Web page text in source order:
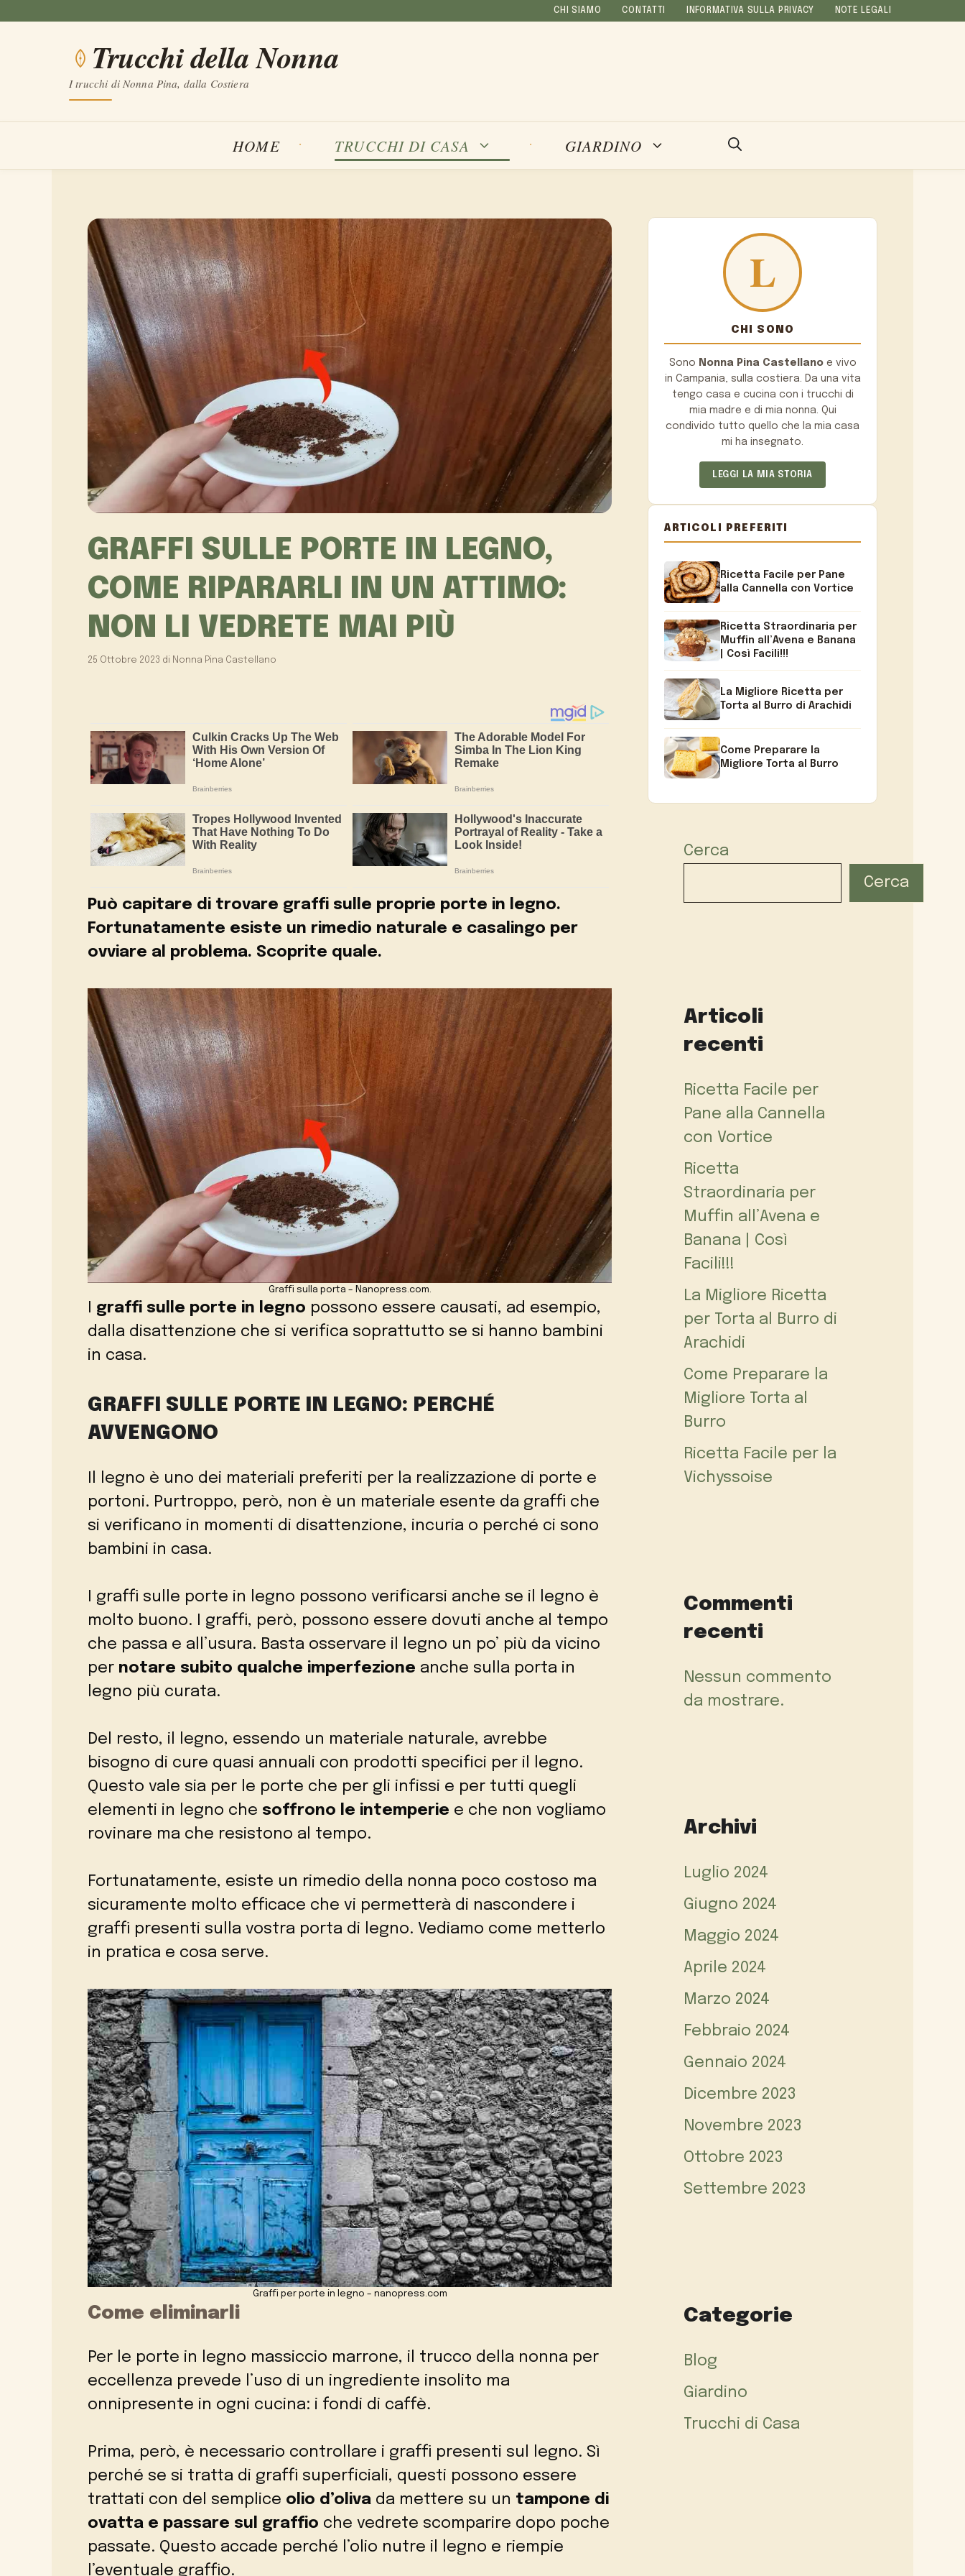
contenuto
CHI SIAMO CONTATTI INFORMATIVA SULLA PRIVACY NOTE LEGALI
Trucchi della Nonna
I trucchi di Nonna Pina, dalla Costiera
HOME TRUCCHI DI CASA GIARDINO
GRAFFI SULLE PORTE IN LEGNO,
COME RIPARARLI IN UN ATTIMO:
NON LI VEDRETE MAI PIÙ
25 Ottobre 2023 di Nonna Pina Castellano
Può capitare di trovare graffi sulle proprie porte in legno.
Fortunatamente esiste un rimedio naturale e casalingo per
ovviare al problema. Scoprite quale.
Graffi sulla porta – Nanopress.com.
I graffi sulle porte in legno possono essere causati, ad esempio,
dalla disattenzione che si verifica soprattutto se si hanno bambini
in casa.
GRAFFI SULLE PORTE IN LEGNO: PERCHÉ
AVVENGONO
Il legno è uno dei materiali preferiti per la realizzazione di porte e
portoni. Purtroppo, però, non è un materiale esente da graffi che
si verificano in momenti di disattenzione, incuria o perché ci sono
bambini in casa.
I graffi sulle porte in legno possono verificarsi anche se il legno è
molto buono. I graffi, però, possono essere dovuti anche al tempo
che passa e all’usura. Basta osservare il legno un po’ più da vicino
per notare subito qualche imperfezione anche sulla porta in
legno più curata.
Del resto, il legno, essendo un materiale naturale, avrebbe
bisogno di cure quasi annuali con prodotti specifici per il legno.
Questo vale sia per le porte che per gli infissi e per tutti quegli
elementi in legno che soffrono le intemperie e che non vogliamo
rovinare ma che resistono al tempo.
Fortunatamente, esiste un rimedio della nonna poco costoso ma
sicuramente molto efficace che vi permetterà di nascondere i
graffi presenti sulla vostra porta di legno. Vediamo come metterlo
in pratica e cosa serve.
Graffi per porte in legno – nanopress.com
Come eliminarli
Per le porte in legno massiccio marrone, il trucco della nonna per
eccellenza prevede l’uso di un ingrediente insolito ma
onnipresente in ogni cucina: i fondi di caffè.
Prima, però, è necessario controllare i graffi presenti sul legno. Sì
perché se si tratta di graffi superficiali, questi possono essere
trattati con del semplice olio d’oliva da mettere su un tampone di
ovatta e passare sul graffio che vedrete scomparire dopo poche
passate. Questo accade perché l’olio nutre il legno e riempie
l’eventuale graffio.
CHI SONO
Sono Nonna Pina Castellanoe vivo
in Campania, sulla costiera. Da una vita
tengo casa e cucina con i trucchi di
mia madre e di mia nonna. Qui
condivido tutto quello che la mia casa
mi ha insegnato.
LEGGI LA MIA STORIA
ARTICOLI PREFERITI
Ricetta Facile per Pane
alla Cannella con Vortice
Ricetta Straordinaria per
Muffin all’Avena e Banana
| Così Facili!!!
La Migliore Ricetta per
Torta al Burro di Arachidi
Come Preparare la
Migliore Torta al Burro
Cerca
Cerca
Articoli
recenti
Ricetta Facile per
Pane alla Cannella
con Vortice
Ricetta
Straordinaria per
Muffin all’Avena e
Banana | Così
Facili!!!
La Migliore Ricetta
per Torta al Burro di
Arachidi
Come Preparare la
Migliore Torta al
Burro
Ricetta Facile per la
Vichyssoise
Commenti
recenti
Nessun commento
da mostrare.
Archivi
Luglio 2024
Giugno 2024
Maggio 2024
Aprile 2024
Marzo 2024
Febbraio 2024
Gennaio 2024
Dicembre 2023
Novembre 2023
Ottobre 2023
Settembre 2023
Categorie
Blog
Giardino
Trucchi di Casa